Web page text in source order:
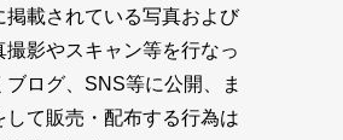
掲載されている写真および
撮影やスキャン等を行なっ
ブログ、SNS等に公開、ま
して販売・配布する行為は